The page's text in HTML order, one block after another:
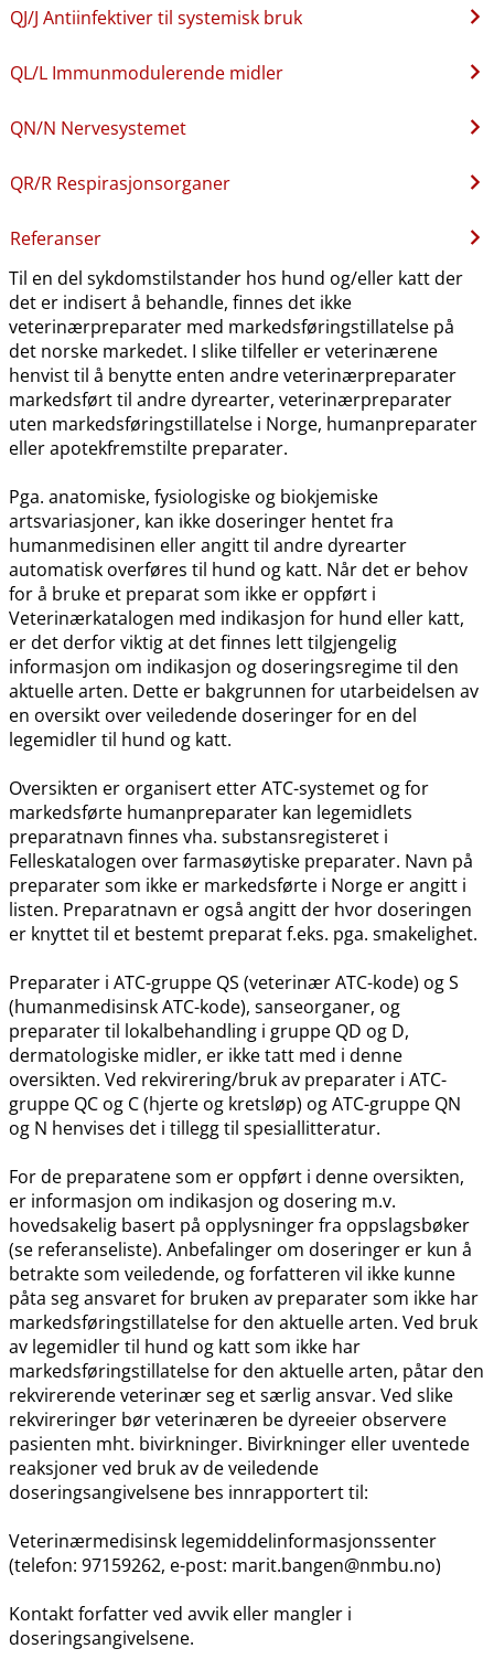
QJ​/​J Antiinfektiver til systemisk bruk
QL​/​L Immunmodulerende midler
QN​/​N Nervesystemet
QR​/​R Respirasjonsorganer
Referanser
Til en del sykdomstilstander hos hund og​/​eller katt der
det er indisert å behandle, finnes det ikke
veterinærpreparater med markedsføringstillatelse på
det norske markedet. I slike tilfeller er veterinærene
henvist til å benytte enten andre veterinærpreparater
markedsført til andre dyrearter, veterinærpreparater
uten markedsføringstillatelse i Norge, humanpreparater
eller apotekfremstilte preparater.
Pga. anatomiske, fysiologiske og biokjemiske
artsvariasjoner, kan ikke doseringer hentet fra
humanmedisinen eller angitt til andre dyrearter
automatisk overføres til hund og katt. Når det er behov
for å bruke et preparat som ikke er oppført i
Veterinærkatalogen med indikasjon for hund eller katt,
er det derfor viktig at det finnes lett tilgjengelig
informasjon om indikasjon og doseringsregime til den
aktuelle arten. Dette er bakgrunnen for utarbeidelsen av
en oversikt over veiledende doseringer for en del
legemidler til hund og katt.
Oversikten er organisert etter ATC-systemet og for
markedsførte humanpreparater kan legemidlets
preparatnavn finnes vha. substansregisteret i
Felleskatalogen over farmasøytiske preparater. Navn på
preparater som ikke er markedsførte i Norge er angitt i
listen. Preparatnavn er også angitt der hvor doseringen
er knyttet til et bestemt preparat f.eks. pga. smakelighet.
Preparater i ATC-gruppe QS (veterinær ATC-kode) og S
(humanmedisinsk ATC-kode), sanseorganer, og
preparater til lokalbehandling i gruppe QD og D,
dermatologiske midler, er ikke tatt med i denne
oversikten. Ved rekvirering​/​bruk av preparater i ATC-
gruppe QC og C (hjerte og kretsløp) og ATC-gruppe QN
og N henvises det i tillegg til spesiallitteratur.
For de preparatene som er oppført i denne oversikten,
er informasjon om indikasjon og dosering m.v.
hovedsakelig basert på opplysninger fra oppslagsbøker
(se referanseliste). Anbefalinger om doseringer er kun å
betrakte som veiledende, og forfatteren vil ikke kunne
påta seg ansvaret for bruken av preparater som ikke har
markedsføringstillatelse for den aktuelle arten. Ved bruk
av legemidler til hund og katt som ikke har
markedsføringstillatelse for den aktuelle arten, påtar den
rekvirerende veterinær seg et særlig ansvar. Ved slike
rekvireringer bør veterinæren be dyreeier observere
pasienten mht. bivirkninger. Bivirkninger eller uventede
reaksjoner ved bruk av de veiledende
doseringsangivelsene bes innrapportert til:
Veterinærmedisinsk legemiddelinformasjonssenter
(telefon: 97159262, e-post: marit.bangen@nmbu.no)
Kontakt forfatter ved avvik eller mangler i
doseringsangivelsene.